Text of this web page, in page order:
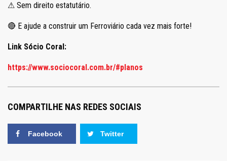
⚠ Sem direito estatutário.
🔴 E ajude a construir um Ferroviário cada vez mais forte!
Link Sócio Coral:
https://www.sociocoral.com.br/#planos
COMPARTILHE NAS REDES SOCIAIS
Facebook Twitter